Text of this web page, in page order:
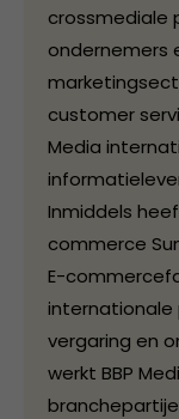
crossmediale
ondernemers
customer
Media
Inmiddels
commerce
E-
internationale
vergaring en
werkt BBP